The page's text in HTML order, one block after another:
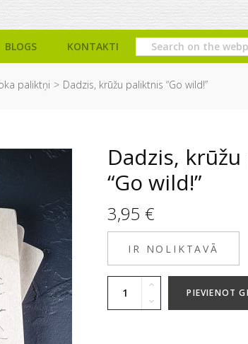
BLOGS KONTAKTI
paliktņi Dadzis, krūžu paliktnis “Go wild!”
Dadzis,
“Go wild!”
3,95 €
IR NOLIKTAVĀ
PIEVIENOT